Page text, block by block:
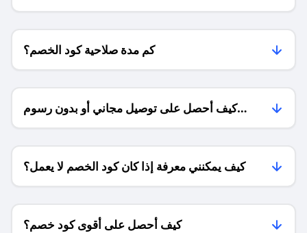
للمتاجر؟
كم مدة صلاحية كود الخصم؟
كيف أحصل على توصيل مجاني أو بدون رسوم
الشحن ؟
كيف يمكنني معرفة إذا كان كود الخصم لا يعمل؟
كيف أحصل على أقوى كود خصم؟